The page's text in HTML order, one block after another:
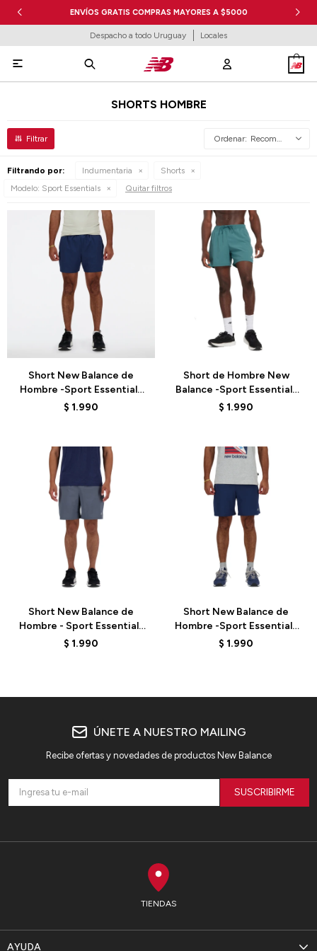
ENVÍOS GRATIS COMPRAS MAYORES A $5000
Despacho a todo Uruguay Locales

SHORTS HOMBRE
Recomendados
Filtrando por: Indumentaria
Shorts
Modelo: Sport Essentials Quitar filtros
Short New Balance de
Hombre -Sport Essentials
5"- MS41227NNY - BLUE
$ 1.990
Short de Hombre New
Balance -Sport Essentials
5"- MS41227NUS -
$ 1.990
Short New Balance de
Hombre - Sport Essentials
7"- MS41232GT - GREY
$ 1.990
Short New Balance de
Hombre -Sport Essentials
7"- MS41232NNY - BLUE
$ 1.990
TIENDAS
AYUDA
ÚNETE A NUESTRO MAILING
Recibe ofertas y novedades de productos New Balance
SUSCRIBIRME